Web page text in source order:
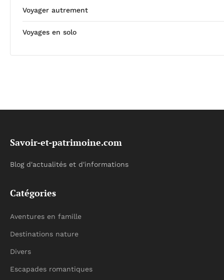
Voyager autrement
Voyages en solo
Savoir-et-patrimoine.com
Blog d'actualités et d'informations
Catégories
Aventures en famille
Destinations nature
Divers
Escapades romantiques